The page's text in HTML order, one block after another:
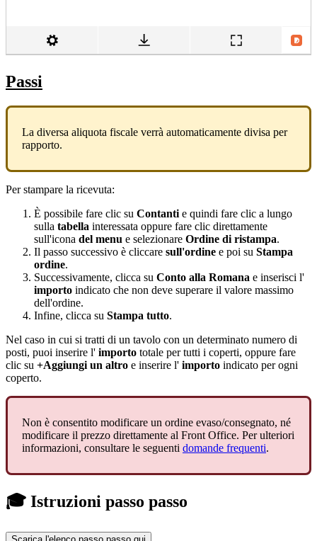
Passi
La diversa aliquota fiscale verrà automaticamente divisa per
rapporto.
Per stampare la ricevuta:
È possibile fare clic su Contanti e quindi fare clic a lungo
sulla tabella interessata oppure fare clic direttamente
sull'icona del menu e selezionare Ordine di ristampa.
Il passo successivo è cliccare sull'ordine e poi su Stampa
ordine.
Successivamente, clicca su Conto alla Romana e inserisci l'
importo indicato che non deve superare il valore massimo
dell'ordine.
Infine, clicca su Stampa tutto.
Nel caso in cui si tratti di un tavolo con un determinato numero di
posti, puoi inserire l' importo totale per tutti i coperti, oppure fare
clic su +Aggiungi un altro e inserire l' importo indicato per ogni
coperto.
Non è consentito modificare un ordine evaso/consegnato, né
modificare il prezzo direttamente al Front Office. Per ulteriori
informazioni, consultare le seguenti domande frequenti.
🎓 Istruzioni passo passo